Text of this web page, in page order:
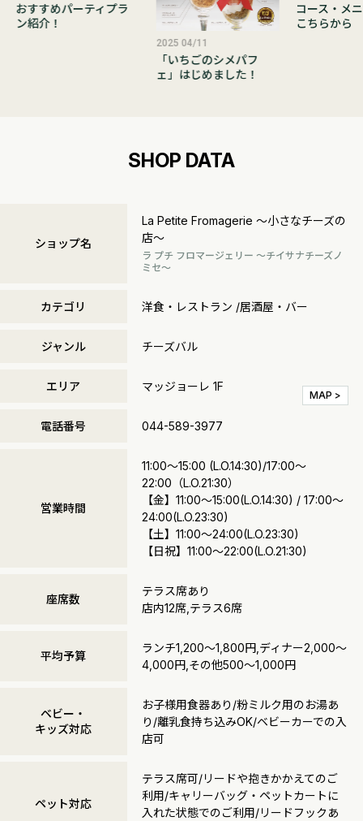
おすすめパーティプラ
ン紹介！
2025 04/11
「いちごのシメパフ
ェ」はじめました！
コース・メ
こちらから
SHOP DATA
ショップ名
La Petite Fromagerie ～小さなチーズの
店～
ラ プチ フロマージェリー ～チイサナチーズノ
ミセ～
カテゴリ 洋食・レストラン /居酒屋・バー
ジャンル チーズバル
エリア マッジョーレ 1F
MAP >
電話番号 044-589-3977
営業時間
11:00～15:00 (L.O.14:30)/17:00～
22:00（L.O.21:30）
【金】11:00～15:00(L.O.14:30) / 17:00～
24:00(L.O.23:30)
【土】11:00～24:00(L.O.23:30)
【日祝】11:00～22:00(L.O.21:30)
座席数
テラス席あり
店内12席,テラス6席
平均予算
ランチ1,200～1,800円,ディナー2,000～
4,000円,その他500～1,000円
ベビー・
キッズ対応
お子様用食器あり/粉ミルク用のお湯あ
り/離乳食持ち込みOK/ベビーカーでの入
店可
ペット対応
テラス席可/リードや抱きかかえてのご
利用/キャリーバッグ・ペットカートに
入れた状態でのご利用/リードフックあ